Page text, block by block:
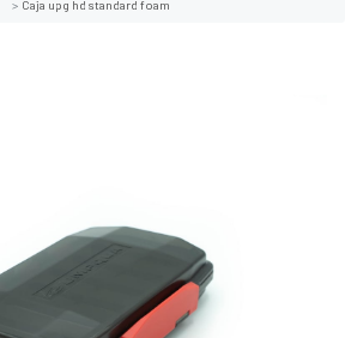
Caja upg hd standard foam